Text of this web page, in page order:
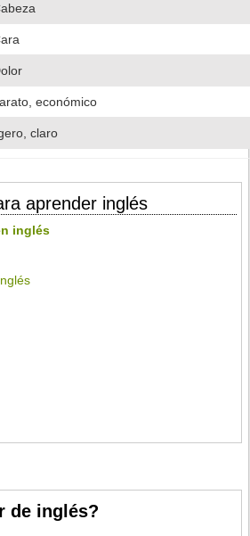
económico
claro
aprender inglés
inglés
de inglés?